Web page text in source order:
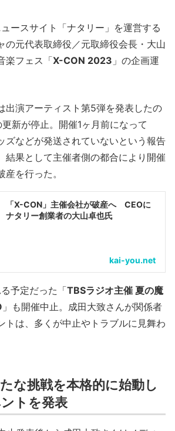
ースサイト「ナタリー」を運営する
の元代表取締役／元取締役会長・大山
楽フェス「X-CON 2023 」の企画運
出演アーティスト第5弾を発表したの
新が停止。開催1ヶ月前になって
ズなどが発送されていないという報告
結果として主催者側の都合により開催
を行った。
「X-CON」主催会社が破産へ CEOに
ナタリー創業者の大山卓也氏
kai-you.net
予定だった「TBSラジオ主催 夏の魔
」も開催中止。成田大致さんが関係者
トは、多くが中止やトラブルに見舞わ
たな挑戦を本格的に始動し
トを発表